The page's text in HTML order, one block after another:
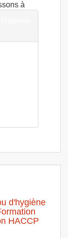
à
d'hygiène
HACCP